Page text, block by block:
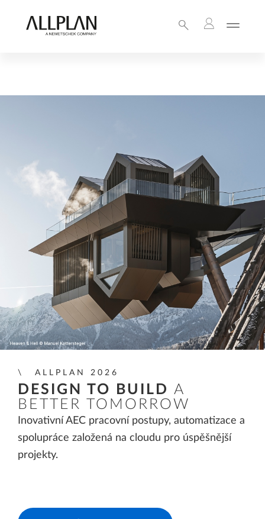
ALLPLAN 2026
DESIGN TO BUILD A
BETTER TOMORROW
Inovativní AEC pracovní postupy, automatizace a
spolupráce založená na cloudu pro úspěšnější
projekty.